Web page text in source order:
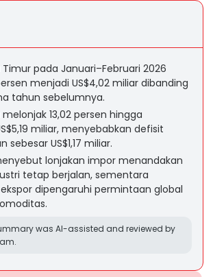
Timur pada Januari–Februari 2026
menjadi US$4,02 miliar dibanding
tahun sebelumnya.
13,02 persen hingga
miliar, menyebabkan defisit
sebesar US$1,17 miliar.
lonjakan impor menandakan
tetap berjalan, sementara
dipengaruhi permintaan global
was AI-assisted and reviewed by